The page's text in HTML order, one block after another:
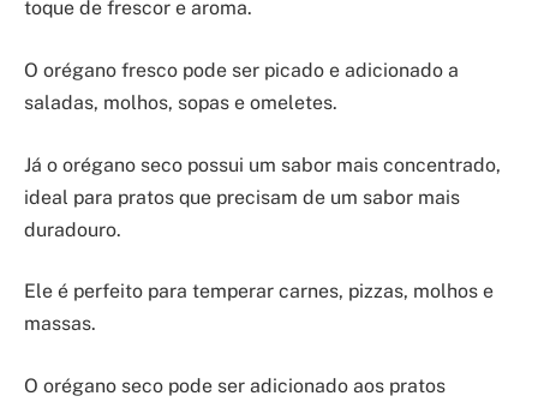
toque de frescor e aroma.
O orégano fresco pode ser picado e adicionado a
saladas, molhos, sopas e omeletes.
Já o orégano seco possui um sabor mais concentrado,
ideal para pratos que precisam de um sabor mais
duradouro.
Ele é perfeito para temperar carnes, pizzas, molhos e
massas.
O orégano seco pode ser adicionado aos pratos